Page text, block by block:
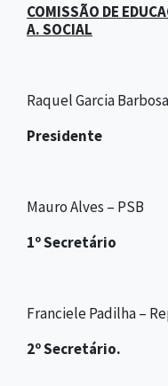
COMISSÃO DE
A. SOCIAL
Raquel Garcia
Presidente
Mauro Alves – PSB
1º Secretário
Franciele Padilha –
2º Secretário.